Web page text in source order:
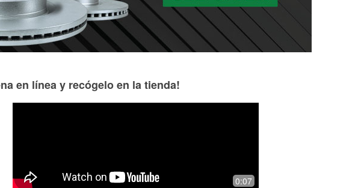
Fast, friendly service. Battery quickly
installed.
en línea y recógelo en la tienda!
0:07